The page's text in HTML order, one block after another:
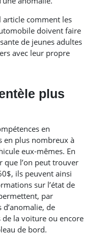
article comment les
doivent faire
de jeunes adultes
avec leur propre
plus
en
en plus nombreux à
eux-mêmes. En
que l’on peut trouver
ils peuvent ainsi
sur l’état de
par
d’anomalie, de
de la voiture ou encore
de bord.